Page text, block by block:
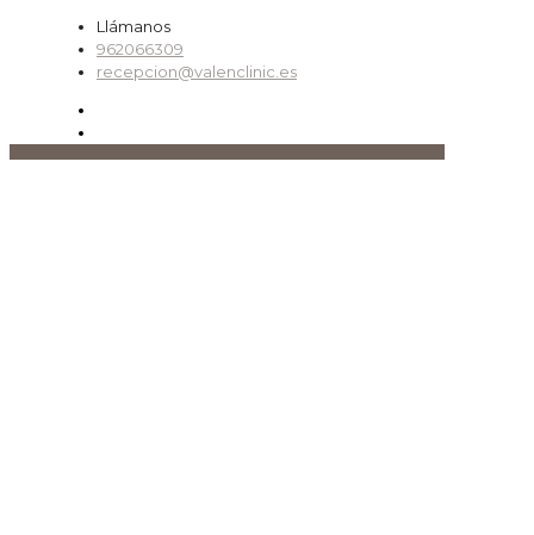
Llámanos
962066309
recepcion@valenclinic.es